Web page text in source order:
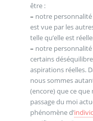
être :
– notre personnalité
est vue par les
telle qu’elle est
– notre
certains
aspirations réelles.
nous sommes
(encore) que ce
passage du moi
phénomène d’